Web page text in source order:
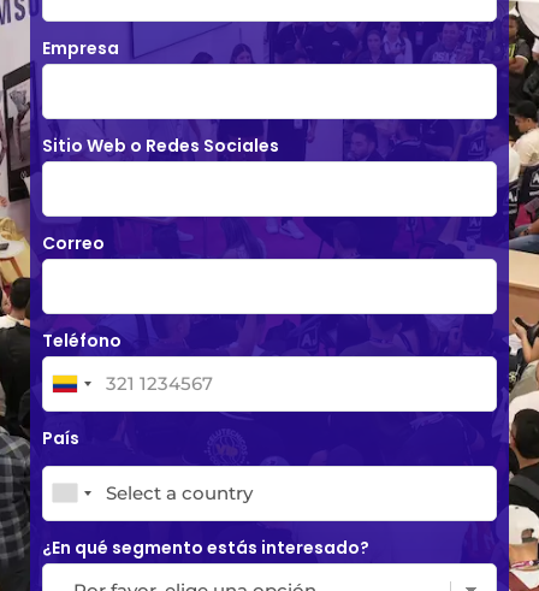
Empresa
Sitio Web o Redes Sociales
Correo
Teléfono
País
¿En qué segmento estás interesado?